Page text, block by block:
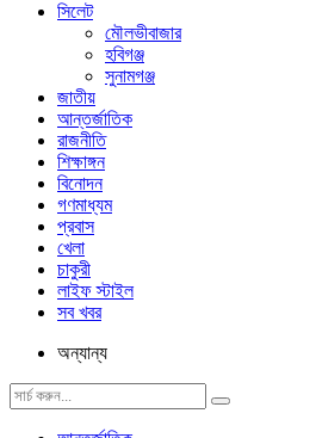
সিলেট
মৌলভীবাজার
হবিগঞ্জ
সুনামগঞ্জ
জাতীয়
আন্তর্জাতিক
রাজনীতি
শিক্ষাঙ্গন
বিনোদন
গণমাধ্যম
প্রবাস
খেলা
চাকুরী
লাইফ স্টাইল
সব খবর
অন্যান্য